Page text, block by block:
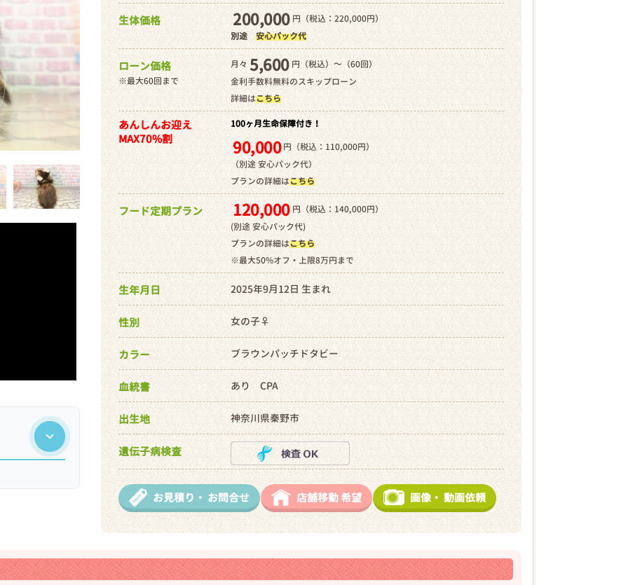
生体価格 200,000 円（税込：220,000円）
別途 安心パック代
ローン価格
※最大60回まで
月々 5,600 円（税込）～（60回）
金利手数料無料のスキップローン
詳細はこちら
あんしんお迎え
MAX70%割
100ヶ月生命保障付き！
90,000 円（税込：110,000円）
（別途 安心パック代）
プランの詳細はこちら
フード定期プラン 120,000 円（税込：140,000円）
(別途 安心パック代)
プランの詳細はこちら
※最大50%オフ・上限8万円まで
生年月日 2025年9月12日 生まれ
性別 女の子♀
カラー ブラウンパッチドタビー
血統書 あり CPA
出生地 神奈川県秦野市
遺伝子病検査
お見積り・ お問合せ 店舗移動希望 画像・ 動画依頼